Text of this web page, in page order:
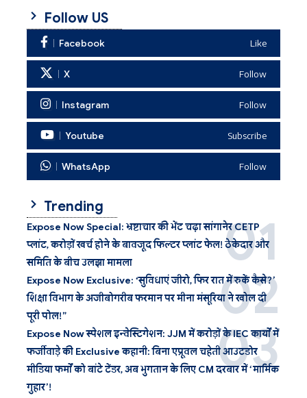
Follow US
Facebook Like
X Follow
Instagram Follow
Youtube Subscribe
WhatsApp Follow
Trending
Expose Now Special: भ्रष्टाचार की भेंट चढ़ा सांगानेर CETP
प्लांट, करोड़ों खर्च होने के बावजूद फिल्टर प्लांट फेल! ठेकेदार और
समिति के बीच उलझा मामला
Expose Now Exclusive: ‘सुविधाएं जीरो, फिर रात में रुकें कैसे?’
शिक्षा विभाग के अजीबोगरीब फरमान पर मीना मंसूरिया ने खोल दी
पूरी पोल!”
Expose Now स्पेशल इन्वेस्टिगेशन: JJM में करोड़ों के IEC कार्यों में
फर्जीवाड़े की Exclusive कहानी: बिना एप्रूवल चहेती आउटडोर
मीडिया फर्मों को बांटे टेंडर, अब भुगतान के लिए CM दरबार में ‘मार्मिक
गुहार’!